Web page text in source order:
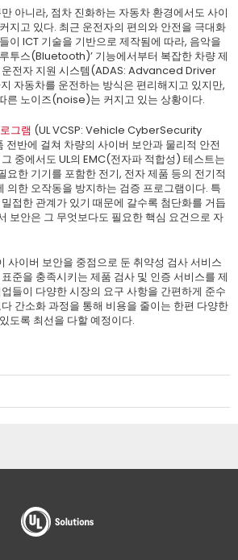
아니라, 점차 진화하는 자동차 환경에서도 사이
지고 있다. 최근 운전자의 편의와 안전을 극대화
이 ICT 기술을 기반으로 제작됨에 따라, 음악을
투스(Bluetooth)’ 기능에서부터 복잡한 차량 제
운전자 지원 시스템(ADAS: Advanced Driver
자동차를 운전하는 방식은 편리해지고 있지만,
른 노이즈(noise)는 커지고 있는 상황이다.
그램 (UL VCSP: Vehicle CyberSecurity
반에 걸쳐 차량의 사이버 보안과 물리적 안전
중에서도 UL의 EMC(전자파 적합성) 테스트는
요한 기기를 포함한 전기, 전자 제품 등의 전기적
의한 오작동을 방지하는 검증 프로그램이다. 특
접한 관계가 있기 때문에 갈수록 첨단화를 거듭
보안은 그 무엇보다도 필요한 핵심 요건으로 자
사이버 보안을 중점으로 둔 취약성 검사 서비스
준을 충족시키는 제품 검사 및 인증 서비스를 제
들이 다양한 시장의 요구 사항을 간편하게 준수
간소화 과정을 통해 비용을 줄이는 한편 다양한
도록 최선을 다할 예정이다.